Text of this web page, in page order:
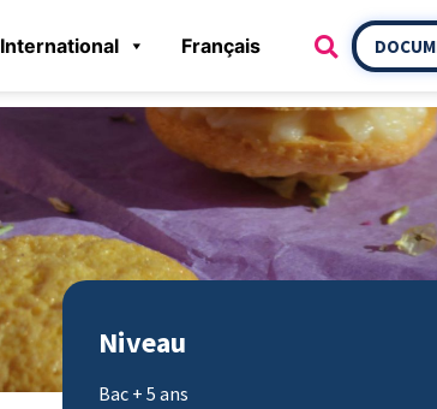
International Français
Niveau
Bac + 5 ans